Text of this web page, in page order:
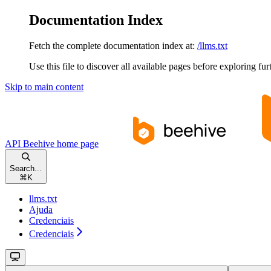
Documentation Index
Fetch the complete documentation index at: /llms.txt
Use this file to discover all available pages before exploring
Skip to main content
API Beehive home page
Search...
⌘ K
llms.txt
Ajuda
Credenciais
Credenciais